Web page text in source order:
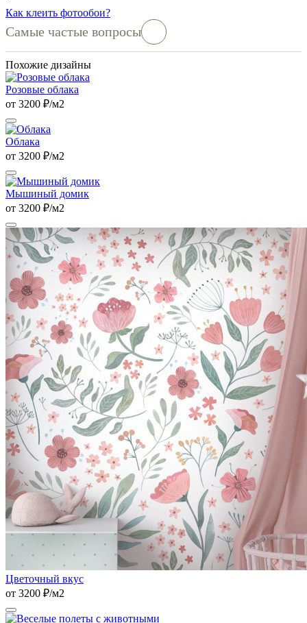
Как клеить фотообои?
Самые частые вопросы
Похожие дизайны
Розовые облака
от 3200 ₽/м2
Облака
от 3200 ₽/м2
Мышиный домик
от 3200 ₽/м2
Цветочный вкус
от 3200 ₽/м2